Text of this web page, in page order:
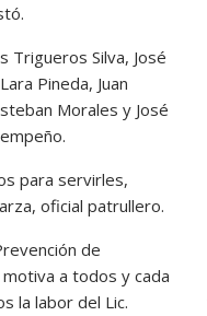
Trigueros Silva, José
Pineda, Juan
Morales y José
para servirles,
oficial patrullero.
de
a todos y cada
la labor del Lic.